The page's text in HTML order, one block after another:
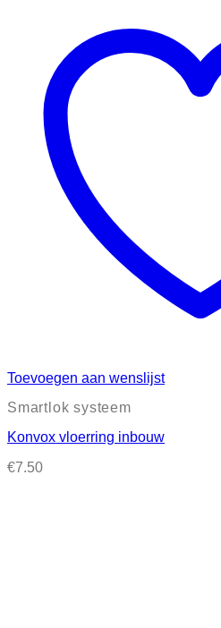
Toevoegen aan wenslijst
Smartlok systeem
Konvox vloerring inbouw
€7.50